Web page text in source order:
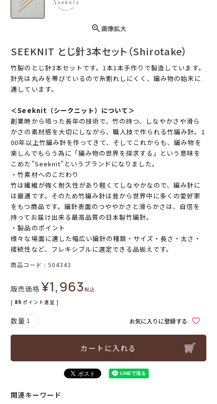
画像拡大
SEEKNIT とじ針3本セット（Shirotake）
竹製のとじ針3本セットです。1本1本手作りで製造しています。
針先は丸みを帯びているので糸割れしにくく、編み物の始末に
適しています。
＜Seeknit（シークニット）について＞
創業時から培った長年の技術で、竹の持つ、しなやかさや滑ら
かさの素材感を大切にしながら、職人技で作られる竹編み針。1
00年以上竹編み針を作ってきて、そしてこれからも、編み物を
楽しんでもらう為に「編み物の世界を探求する」という意味を
こめた”Seeknit”というブランドになりました。
・竹素材へのこだわり
竹は繊維が強く耐久性があり軽くてしなやかなので、編み針に
は最適です。そのため竹編み針は昔から世界中に多くの愛好家
をもつ商品です。編針表面のつややかさと滑らかさは、自信を
持ってお届け出来る最高品質の日本製竹編針。
・製品のポイント
様々な場面に適した幅広い編針の種類・サイズ・長さ・太さ・
接続性など、フレキシブルに選定できる品揃えです。
商品コード 504343
販売価格 ¥1,963税込
[ 89 ポイント進呈 ]
お気に入りに登録する
カートに入れる
関連キーワード